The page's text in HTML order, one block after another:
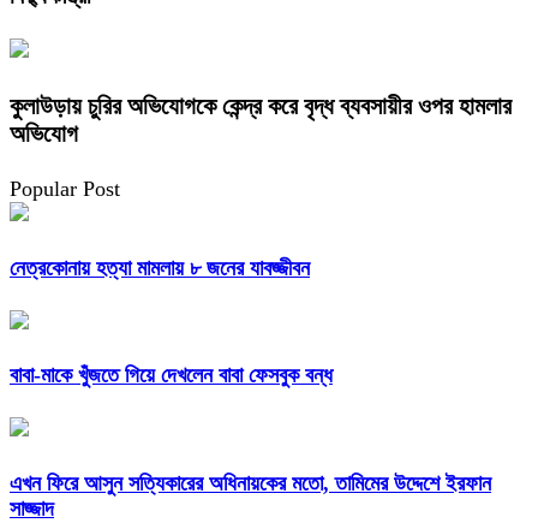
কুলাউড়ায় চুরির অভিযোগকে কেন্দ্র করে বৃদ্ধ ব্যবসায়ীর ওপর হামলার
অভিযোগ
Popular Post
নেত্রকোনায় হত্যা মামলায় ৮ জনের যাবজ্জীবন
বাবা-মাকে খুঁজতে গিয়ে দেখলেন বাবা ফেসবুক বন্ধ
এখন ফিরে আসুন সত্যিকারের অধিনায়কের মতো, তামিমের উদ্দেশে ইরফান
সাজ্জাদ